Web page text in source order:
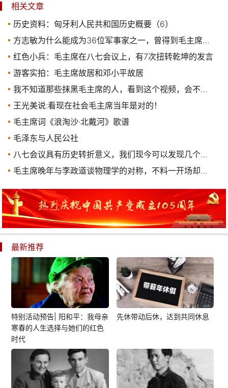
相关文章
历史资料：匈牙利人民共和国历史概要（6）
方志敏为什么能成为36位军事家之一，曾得到毛主席的高度赞誉
红色小兵：毛主席在八七会议上，有7次扭转乾坤的发言
游客实拍：毛主席故居和邓小平故居
我不知道那些抹黑毛主席的人，看到这个视频，会不会羞愧得低下头
王光美说:看现在社会毛主席当年是对的！
毛主席词《浪淘沙·北戴河》歌谱
毛泽东与人民公社
八七会议具有历史转折意义，我们现今可以发现几个问题！
毛主席晚年与李政道谈物理学的对称，不料一开场却把李政道问住了
最新推荐
特别活动预告| 阳和平：我母亲
寒春的人生选择与她们的红色
时代
先休带动后休，达到共同休息